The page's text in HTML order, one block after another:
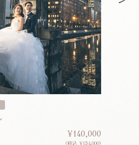
¥140,000
(税込 ¥154,000)